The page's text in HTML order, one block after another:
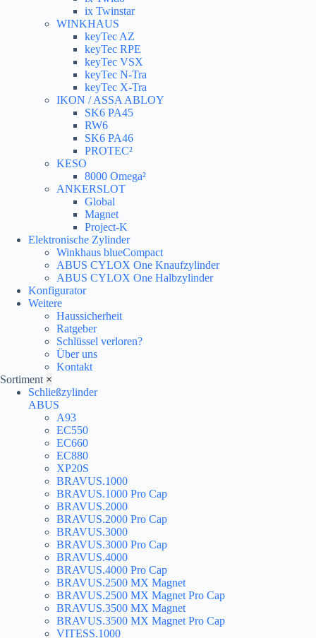
ix Twinstar
WINKHAUS
keyTec AZ
keyTec RPE
keyTec VSX
keyTec N-Tra
keyTec X-Tra
IKON / ASSA ABLOY
SK6 PA45
RW6
SK6 PA46
PROTEC²
KESO
8000 Omega²
ANKERSLOT
Global
Magnet
Project-K
Elektronische Zylinder
Winkhaus blueCompact
ABUS CYLOX One Knaufzylinder
ABUS CYLOX One Halbzylinder
Konfigurator
Weitere
Haussicherheit
Ratgeber
Schlüssel verloren?
Über uns
Kontakt
Sortiment ×
Schließzylinder
ABUS
A93
EC550
EC660
EC880
XP20S
BRAVUS.1000
BRAVUS.1000 Pro Cap
BRAVUS.2000
BRAVUS.2000 Pro Cap
BRAVUS.3000
BRAVUS.3000 Pro Cap
BRAVUS.4000
BRAVUS.4000 Pro Cap
BRAVUS.2500 MX Magnet
BRAVUS.2500 MX Magnet Pro Cap
BRAVUS.3500 MX Magnet
BRAVUS.3500 MX Magnet Pro Cap
VITESS.1000